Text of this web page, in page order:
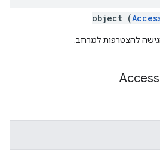
object (
להצטרפות למרחב.
Access